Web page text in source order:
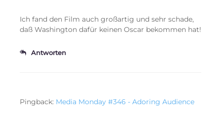
Ich fand den Film auch großartig und sehr schade,
daß Washington dafür keinen Oscar bekommen hat!
Antworten
Pingback: Media Monday #346 - Adoring Audience